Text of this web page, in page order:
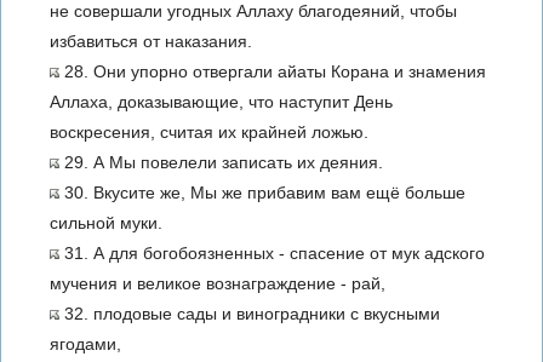
не совершали угодных Аллаху благодеяний, чтобы
избавиться от наказания.
28. Они упорно отвергали айаты Корана и знамения
Аллаха, доказывающие, что наступит День
воскресения, считая их крайней ложью.
29. А Мы повелели записать их деяния.
30. Вкусите же, Мы же прибавим вам ещё больше
сильной муки.
31. А для богобоязненных - спасение от мук адского
мучения и великое вознаграждение - рай,
32. плодовые сады и виноградники с вкусными
ягодами,